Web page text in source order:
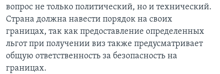
вопрос не только политический, но и технический.
Страна должна навести порядок на своих
границах, так как предоставление определенных
льгот при получении виз также предусматривает
общую ответственность за безопасность на
границах.